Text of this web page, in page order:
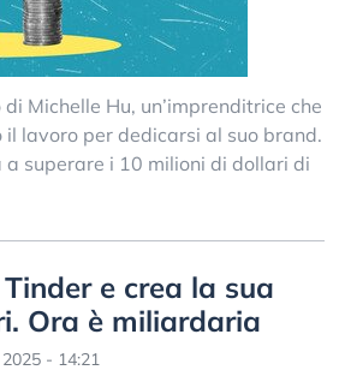
Michelle Hu, un’imprenditrice che
lavoro per dedicarsi al suo brand.
a superare i 10 milioni di dollari di
e crea la sua
Ora è miliardaria
- 14:21